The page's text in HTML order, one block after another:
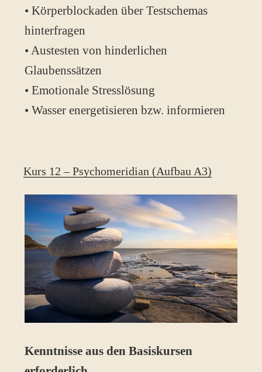
• Körperblockaden über Testschemas
hinterfragen
• Austesten von hinderlichen
Glaubenssätzen
• Emotionale Stresslösung
• Wasser energetisieren bzw. informieren
Kurs 12 – Psychomeridian (Aufbau A3)
Kenntnisse aus den Basiskursen